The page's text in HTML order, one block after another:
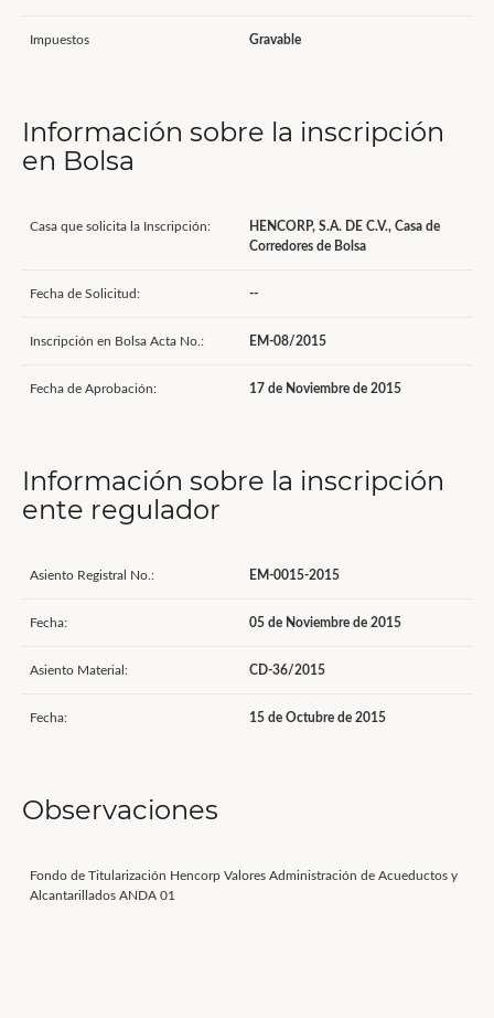
Impuestos Gravable
Información sobre la inscripción
en Bolsa
Casa que solicita la Inscripción:
HENCORP, S.A. DE C.V., Casa de
Corredores de Bolsa
Fecha de Solicitud: --
Inscripción en Bolsa Acta No.: EM-08/2015
Fecha de Aprobación: 17 de Noviembre de 2015
Información sobre la inscripción
ente regulador
Asiento Registral No.: EM-0015-2015
Fecha: 05 de Noviembre de 2015
Asiento Material: CD-36/2015
Fecha: 15 de Octubre de 2015
Observaciones
Fondo de Titularización Hencorp Valores Administración de Acueductos y
Alcantarillados ANDA 01